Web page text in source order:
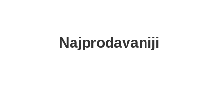
Najprodavaniji